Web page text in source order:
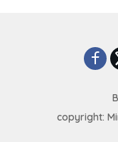
copyright: